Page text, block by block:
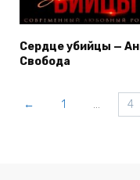
Сердце убийцы —
Свобода
← 1 … 4